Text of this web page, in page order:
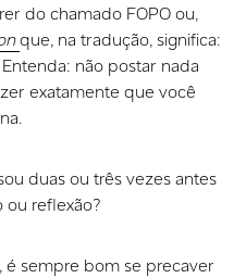
do chamado FOPO ou,
que, na tradução, significa:
não postar nada
exatamente que você
duas ou três vezes antes
reflexão?
é sempre bom se precaver